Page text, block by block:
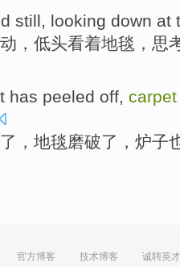
still, looking down at
动， 低头看着地毯 ，思
has peeled off, carpet
了， 地毯磨破了， 炉子
官方博客 技术博客 诚聘英才